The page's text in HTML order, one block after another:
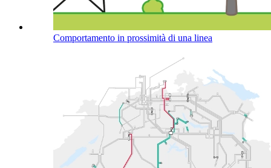
Comportamento in prossimità di una linea